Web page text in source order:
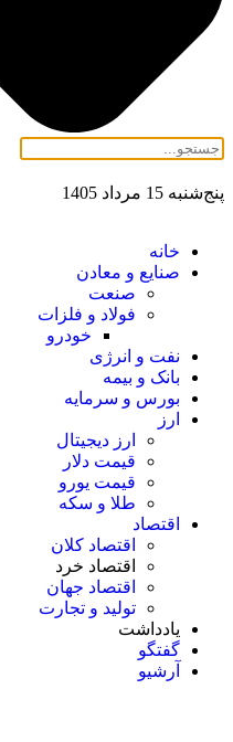
پنج‌شنبه 15 مرداد 1405
خانه
صنایع و معادن
صنعت
فولاد و فلزات
خودرو
نفت و انرژی
بانک و بیمه
بورس و سرمایه
ارز
ارز دیجیتال
قیمت دلار
قیمت یورو
طلا و سکه
اقتصاد
اقتصاد کلان
اقتصاد خرد
اقتصاد جهان
تولید و تجارت
یادداشت
گفتگو
آرشیو